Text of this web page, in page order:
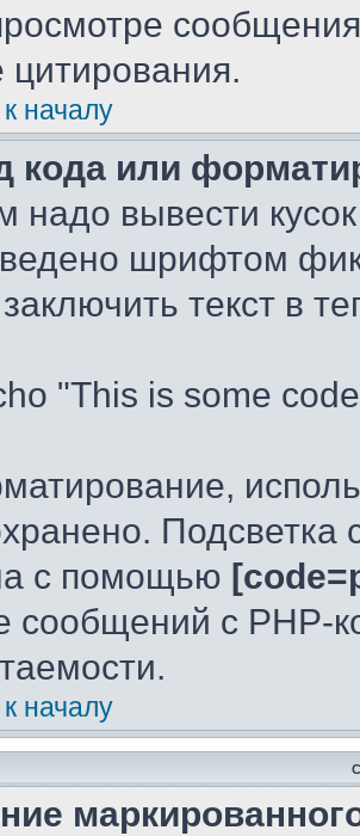
сообщения
цитирования.
началу
кода или
надо вывести
шрифтом
текст в
"This is some
Подсветка
с помощью
сообщений с PHP-
началу